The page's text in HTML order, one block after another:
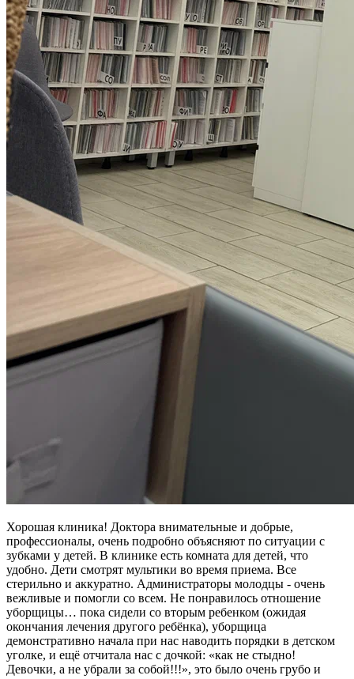
Хорошая клиника! Доктора внимательные и добрые,
профессионалы, очень подробно объясняют по ситуации с
зубками у детей. В клинике есть комната для детей, что
удобно. Дети смотрят мультики во время приема. Все
стерильно и аккуратно. Администраторы молодцы - очень
вежливые и помогли со всем. Не понравилось отношение
уборщицы… пока сидели со вторым ребенком (ожидая
окончания лечения другого ребёнка), уборщица
демонстративно начала при нас наводить порядки в детском
уголке, и ещё отчитала нас с дочкой: «как не стыдно!
Девочки, а не убрали за собой!!!», это было очень грубо и